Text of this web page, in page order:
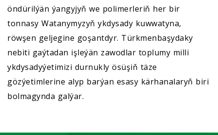
öndürilýän ýangyjyň we polimerleriň her bir
tonnasy Watanymyzyň ykdysady kuwwatyna,
röwşen geljegine goşantdyr. Türkmenbaşydaky
nebiti gaýtadan işleýän zawodlar toplumy milli
ykdysadyýetimizi durnukly ösüşiň täze
gözýetimlerine alyp barýan esasy kärhanalaryň biri
bolmagynda galýar.